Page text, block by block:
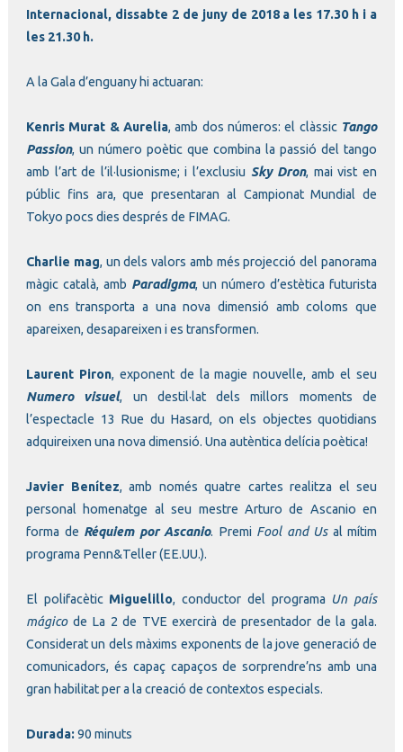
Internacional, dissabte 2 de juny de 2018 a les 17.30 h i a
les 21.30 h.
A la Gala d’enguany hi actuaran:
Kenris Murat & Aurelia, amb dos números: el clàssic Tango
Passion, un número poètic que combina la passió del tango
amb l’art de l’il·lusionisme; i l’exclusiu Sky Dron, mai vist en
públic fins ara, que presentaran al Campionat Mundial de
Tokyo pocs dies després de FIMAG.
Charlie mag, un dels valors amb més projecció del panorama
màgic català, amb Paradigma, un número d’estètica futurista
on ens transporta a una nova dimensió amb coloms que
apareixen, desapareixen i es transformen.
Laurent Piron, exponent de la magie nouvelle, amb el seu
Numero visuel, un destil·lat dels millors moments de
l’espectacle 13 Rue du Hasard, on els objectes quotidians
adquireixen una nova dimensió. Una autèntica delícia poètica!
Javier Benítez, amb només quatre cartes realitza el seu
personal homenatge al seu mestre Arturo de Ascanio en
forma de Réquiem por Ascanio. Premi Fool and Usal mítim
programa Penn&Teller (EE.UU.).
El polifacètic Miguelillo, conductor del programa Un país
mágicode La 2 de TVE exercirà de presentador de la gala.
Considerat un dels màxims exponents de la jove generació de
comunicadors, és capaç capaços de sorprendre’ns amb una
gran habilitat per a la creació de contextos especials.
Durada:90 minuts